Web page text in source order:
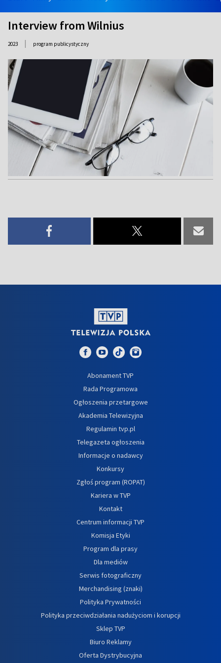
Interview from Wilnius
2023 | program publicystyczny
Abonament TVP
Rada Programowa
Ogłoszenia przetargowe
Akademia Telewizyjna
Regulamin tvp.pl
Telegazeta ogłoszenia
Informacje o nadawcy
Konkursy
Zgłoś program (ROPAT)
Kariera w TVP
Kontakt
Centrum informacji TVP
Komisja Etyki
Program dla prasy
Dla mediów
Serwis fotograficzny
Merchandising (znaki)
Polityka Prywatności
Polityka przeciwdziałania nadużyciom i korupcji
Sklep TVP
Biuro Reklamy
Oferta Dystrybucyjna